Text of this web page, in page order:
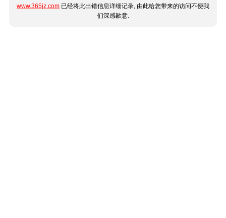
www.365jz.com 已经将此出错信息详细记录, 由此给您带来的访问不便我
们深感歉意.